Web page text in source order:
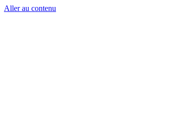
Aller au contenu